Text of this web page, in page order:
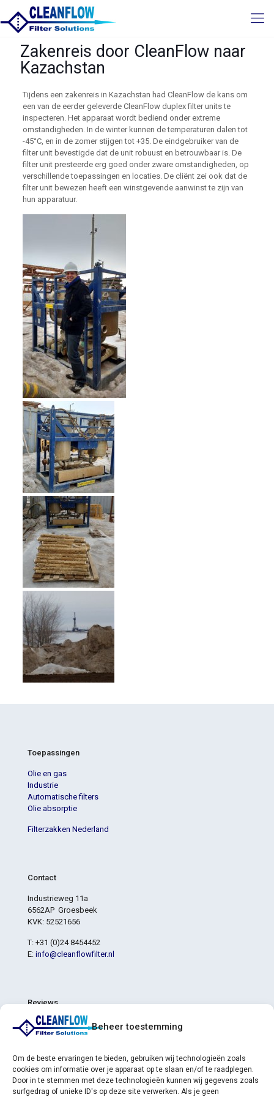
Beheer toestemming
Om de beste ervaringen te bieden, gebruiken wij technologieën zoals
cookies om informatie over je apparaat op te slaan en/of te raadplegen.
Door in te stemmen met deze technologieën kunnen wij gegevens zoals
surfgedrag of unieke ID's op deze site verwerken. Als je geen
Zakenreis door CleanFlow naar
Kazachstan
Tijdens een zakenreis in Kazachstan had CleanFlow de kans om
een van de eerder geleverde CleanFlow duplex filter units te
inspecteren. Het apparaat wordt bediend onder extreme
omstandigheden. In de winter kunnen de temperaturen dalen tot
-45°C, en in de zomer stijgen tot +35. De eindgebruiker van de
filter unit bevestigde dat de unit robuust en betrouwbaar is. De
filter unit presteerde erg goed onder zware omstandigheden, op
verschillende toepassingen en locaties. De cliënt zei ook dat de
filter unit bewezen heeft een winstgevende aanwinst te zijn van
hun apparatuur.
Toepassingen
Olie en gas
Industrie
Automatische filters
Olie absorptie
Filterzakken Nederland
Contact
Industrieweg 11a
6562AP Groesbeek
KVK: 52521656
T: +31 (0)24 8454452
E: info@cleanflowfilter.nl
Reviews
4,8
4,8 van de 5 sterren (gebaseerd op 6 reviews)
Heel goed
17%
Gemiddeld
0%
Slecht
0%
Verschrikkelijk